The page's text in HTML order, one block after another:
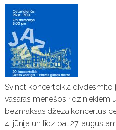
Svinot koncertcikla divdesmito
vasaras mēnešos rīdziniekiem
bezmaksas džeza koncertus
4. jūnija un līdz pat 27.